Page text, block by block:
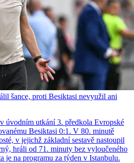
šance, proti Besiktasi nevyužil ani
úvodním utkání 3. předkola Evropské
Besiktasi 0:1. V 80. minutě
v jejichž základní sestavě nastoupil
hráli od 71. minuty bez vyloučeného
je na programu za týden v Istanbulu.